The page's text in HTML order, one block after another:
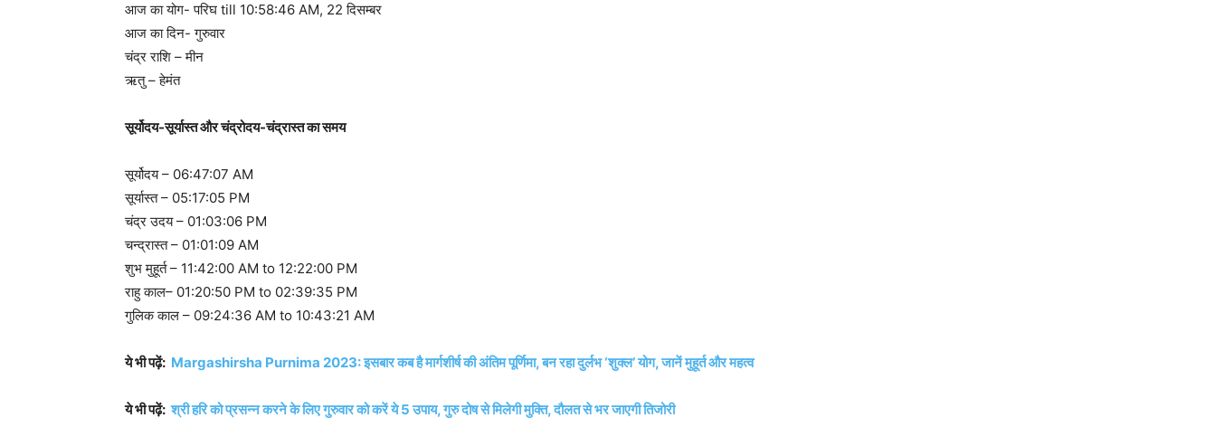
आज का योग- परिघ till 10:58:46 AM, 22 दिसम्बर
आज का दिन- गुरुवार
चंद्र राशि – मीन
ऋतु – हेमंत
सूर्योदय-सूर्यास्त और चंद्रोदय-चंद्रास्त का समय
सूर्योदय – 06:47:07 AM
सूर्यास्त – 05:17:05 PM
चंद्र उदय – 01:03:06 PM
चन्द्रास्त – 01:01:09 AM
शुभ मुहूर्त – 11:42:00 AM to 12:22:00 PM
राहु काल– 01:20:50 PM to 02:39:35 PM
गुलिक काल – 09:24:36 AM to 10:43:21 AM
ये भी पढ़ें: Margashirsha Purnima 2023: इसबार कब है मार्गशीर्ष की अंतिम पूर्णिमा, बन रहा दुर्लभ ‘शुक्ल’ योग, जानें मुहूर्त और महत्व
ये भी पढ़ें:श्री हरि को प्रसन्न करने के लिए गुरुवार को करें ये 5 उपाय, गुरु दोष से मिलेगी मुक्ति, दौलत से भर जाएगी तिजोरी